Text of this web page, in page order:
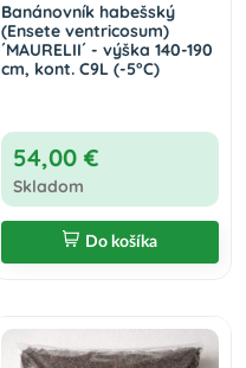
Banánovník habešský
(Ensete ventricosum)
´MAURELII´ - výška 140-190
cm, kont. C9L (-5°C)
54,00 €
Skladom
Do košíka